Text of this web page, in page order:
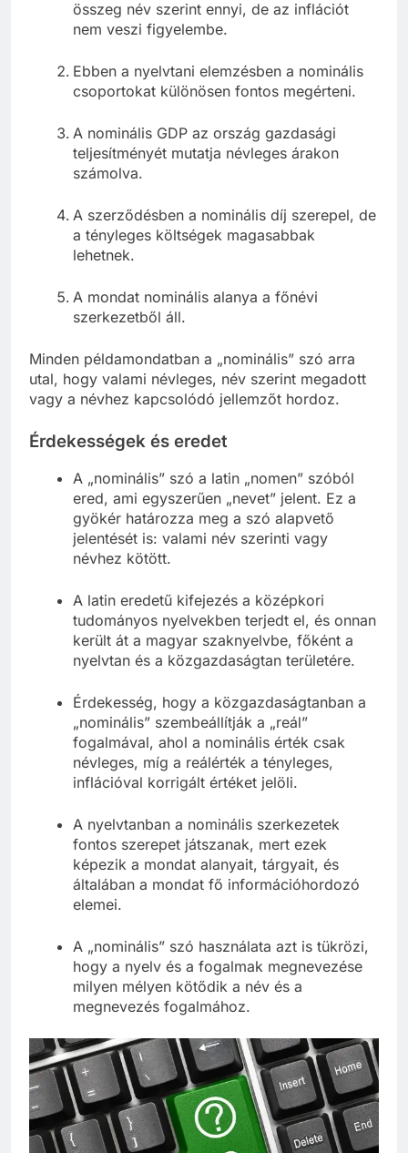
összeg név szerint ennyi, de az inflációt
nem veszi figyelembe.
Ebben a nyelvtani elemzésben a nominális
csoportokat különösen fontos megérteni.
A nominális GDP az ország gazdasági
teljesítményét mutatja névleges árakon
számolva.
A szerződésben a nominális díj szerepel, de
a tényleges költségek magasabbak
lehetnek.
A mondat nominális alanya a főnévi
szerkezetből áll.
Minden példamondatban a „nominális” szó arra
utal, hogy valami névleges, név szerint megadott
vagy a névhez kapcsolódó jellemzőt hordoz.
Érdekességek és eredet
A „nominális” szó a latin „nomen” szóból
ered, ami egyszerűen „nevet” jelent. Ez a
gyökér határozza meg a szó alapvető
jelentését is: valami név szerinti vagy
névhez kötött.
A latin eredetű kifejezés a középkori
tudományos nyelvekben terjedt el, és onnan
került át a magyar szaknyelvbe, főként a
nyelvtan és a közgazdaságtan területére.
Érdekesség, hogy a közgazdaságtanban a
„nominális” szembeállítják a „reál”
fogalmával, ahol a nominális érték csak
névleges, míg a reálérték a tényleges,
inflációval korrigált értéket jelöli.
A nyelvtanban a nominális szerkezetek
fontos szerepet játszanak, mert ezek
képezik a mondat alanyait, tárgyait, és
általában a mondat fő információhordozó
elemei.
A „nominális” szó használata azt is tükrözi,
hogy a nyelv és a fogalmak megnevezése
milyen mélyen kötődik a név és a
megnevezés fogalmához.